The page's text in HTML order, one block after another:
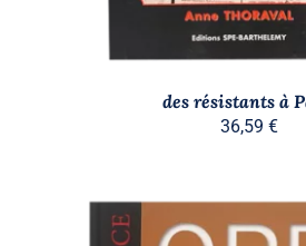
des résistants à
36,59 €